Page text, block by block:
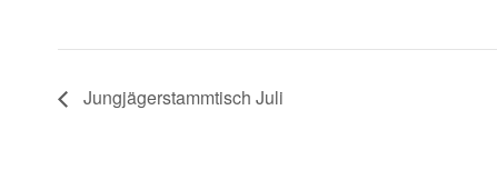
Jungjägerstammtisch Juli